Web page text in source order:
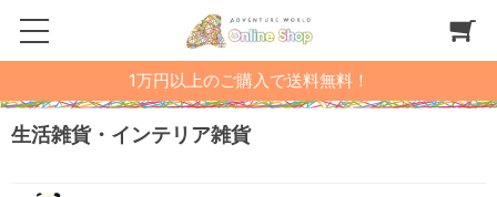
1万円以上のご購入で送料無料！
生活雑貨・インテリア雑貨